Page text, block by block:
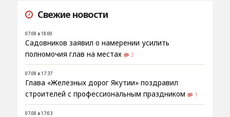
Свежие новости
07.08 в 18:00
Садовников заявил о намерении усилить
полномочия глав на местах
2
07.08 в 17:37
Глава «Железных дорог Якутии» поздравил
строителей с профессиональным праздником
1
07.08 в 17:03